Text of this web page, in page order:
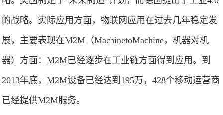
的战略。实际应用方面，物联网应用在过去几年稳定发
展，主要表现在M2M（MachinetoMachine，机器对机
器）方面：M2M已经逐步在工业链方面得到应用。到
2013年底，M2M设备已经达到195万，428个移动运营商
已经提供M2M服务。